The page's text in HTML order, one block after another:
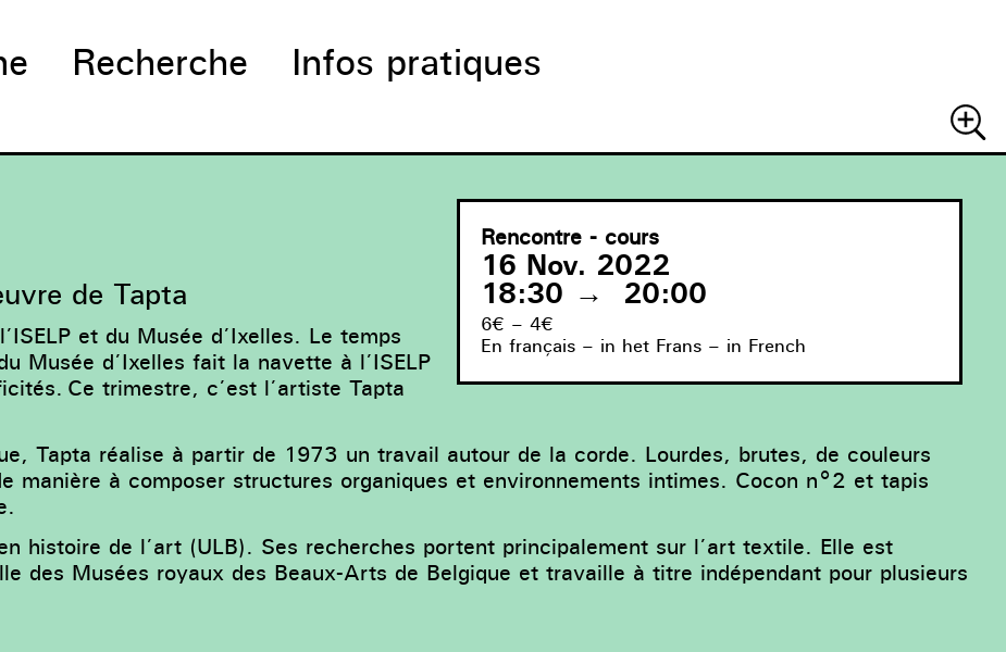
Recherche Infos pratiques
Rencontre - cours
16 Nov. 2022
18:30 → 20:00
6€ – 4€
En français – in het Frans – in French
de Tapta
et du Musée d’Ixelles. Le temps
Musée d’Ixelles fait la navette à l’ISELP
Ce trimestre, c’est l’artiste Tapta
Tapta réalise à partir de 1973 un travail autour de la corde. Lourdes, brutes, de couleurs
manière à composer structures organiques et environnements intimes. Cocon n°2 et tapis
histoire de l’art (ULB). Ses recherches portent principalement sur l’art textile. Elle est
des Musées royaux des Beaux-Arts de Belgique et travaille à titre indépendant pour plusieurs